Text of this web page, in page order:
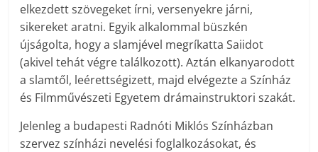
elkezdett szövegeket írni, versenyekre járni,
sikereket aratni. Egyik alkalommal büszkén
újságolta, hogy a slamjével megríkatta Saiidot
(akivel tehát végre találkozott). Aztán elkanyarodott
a slamtől, leérettségizett, majd elvégezte a Színház
és Filmművészeti Egyetem drámainstruktori szakát.
Jelenleg a budapesti Radnóti Miklós Színházban
szervez színházi nevelési foglalkozásokat, és